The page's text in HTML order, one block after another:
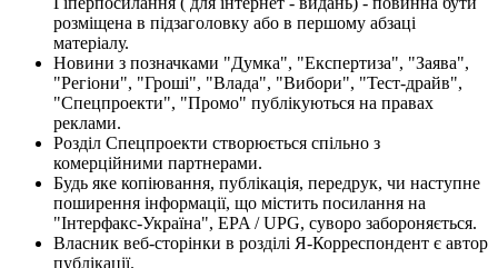
розміщена в підзаголовку або в першому абзаці
матеріалу.
Новини з позначками "Думка", "Експертиза", "Заява",
"Регіони", "Гроші", "Влада", "Вибори", "Тест-драйв",
"Спецпроекти", "Промо" публікуються на правах
реклами.
Розділ Спецпроекти створюється спільно з
комерційними партнерами.
Будь яке копіювання, публікація, передрук, чи наступне
поширення інформації, що містить посилання на
"Інтерфакс-Україна", EPA / UPG, суворо забороняється.
Власник веб-сторінки в розділі Я-Корреспондент є автор
публікації.